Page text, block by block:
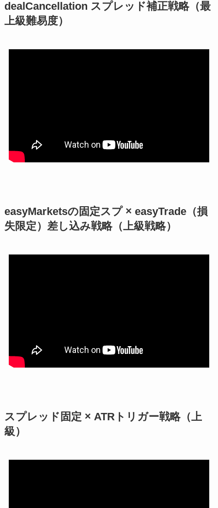
dealCancellation スプレッド補正戦略（最
上級難易度）
easyMarketsの固定スプ × easyTrade（損
失限定）差し込み戦略（上級戦略）
スプレッド固定 × ATRトリガー戦略（上
級）